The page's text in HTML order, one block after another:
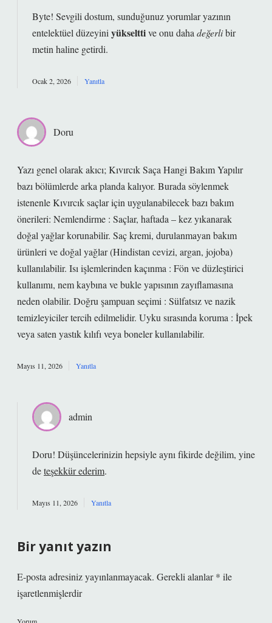
Byte! Sevgili dostum, sunduğunuz yorumlar yazının
entelektüel düzeyini yükselttive onu daha değerlibir
metin haline getirdi.
Ocak 2, 2026 Yanıtla
Doru
Yazı genel olarak akıcı; Kıvırcık Saça Hangi Bakım Yapılır
bazı bölümlerde arka planda kalıyor. Burada söylenmek
istenenle Kıvırcık saçlar için uygulanabilecek bazı bakım
önerileri: Nemlendirme : Saçlar, haftada – kez yıkanarak
doğal yağlar korunabilir. Saç kremi, durulanmayan bakım
ürünleri ve doğal yağlar (Hindistan cevizi, argan, jojoba)
kullanılabilir. Isı işlemlerinden kaçınma : Fön ve düzleştirici
kullanımı, nem kaybına ve bukle yapısının zayıflamasına
neden olabilir. Doğru şampuan seçimi : Sülfatsız ve nazik
temizleyiciler tercih edilmelidir. Uyku sırasında koruma : İpek
veya saten yastık kılıfı veya boneler kullanılabilir.
Mayıs 11, 2026 Yanıtla
admin
Doru! Düşüncelerinizin hepsiyle aynı fikirde değilim, yine
deteşekkür ederim.
Mayıs 11, 2026 Yanıtla
Bir yanıt yazın
E-posta adresiniz yayınlanmayacak. Gerekli alanlar* ile
işaretlenmişlerdir